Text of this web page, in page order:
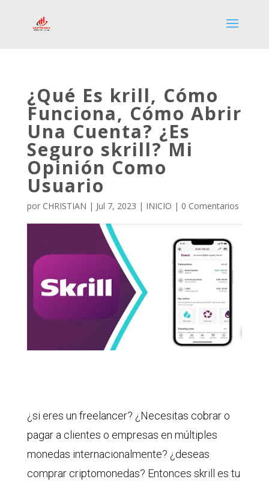
¿Qué Es krill, Cómo
Funciona, Cómo Abrir
Una Cuenta? ¿Es
Seguro skrill? Mi
Opinión Como
Usuario
por CHRISTIAN | Jul 7, 2023 | INICIO | 0 Comentarios
¿si eres un freelancer? ¿Necesitas cobrar o
pagar a clientes o empresas en múltiples
monedas internacionalmente? ¿deseas
comprar criptomonedas? Entonces skrill es tu